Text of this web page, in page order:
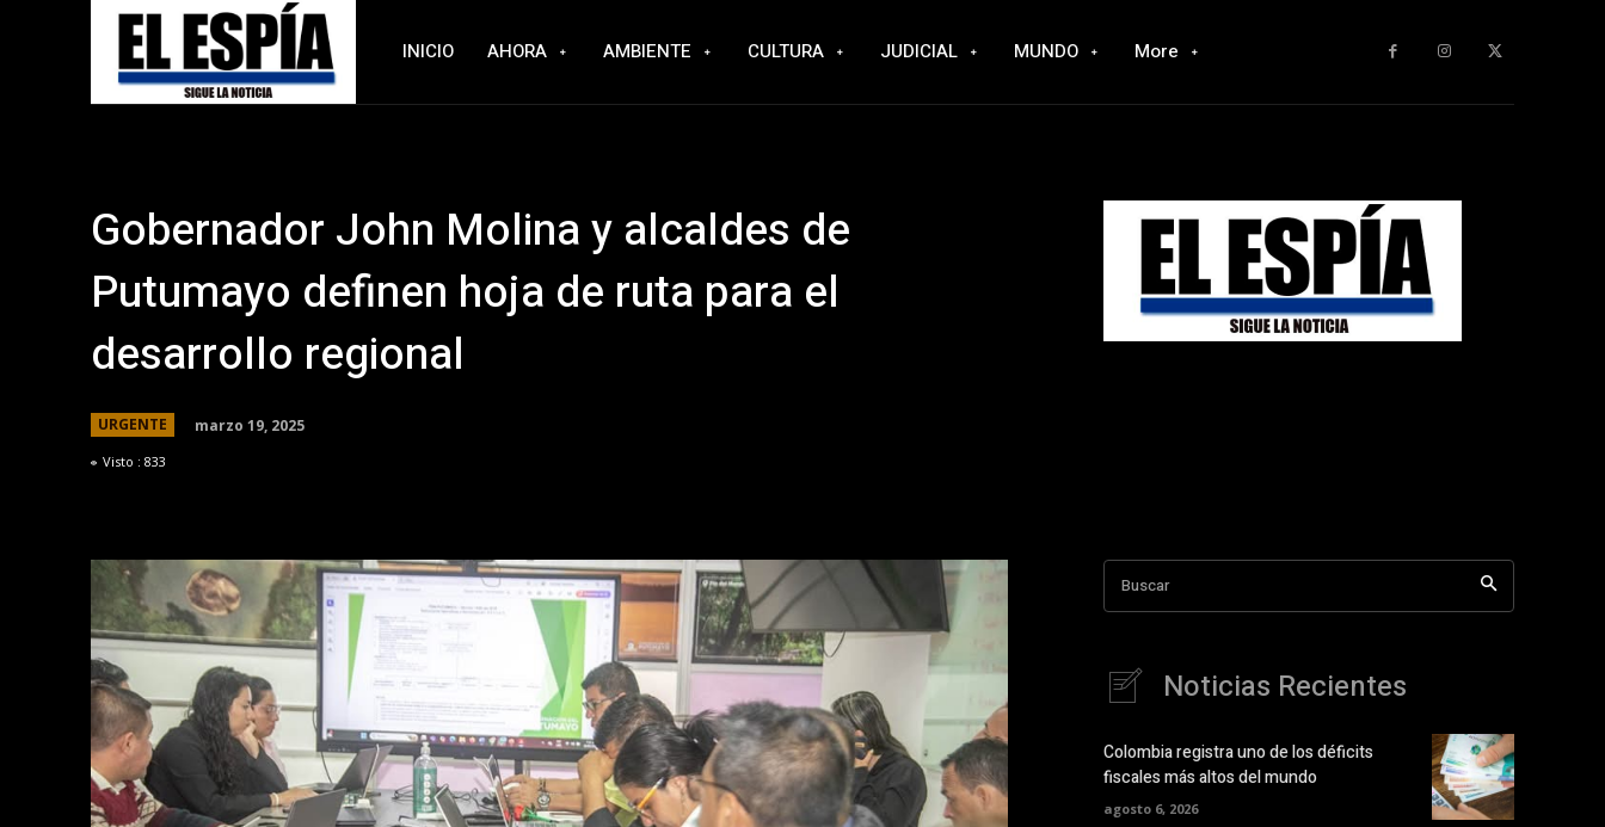
INICIO AHORA AMBIENTE CULTURA JUDICIAL MUNDO More
Gobernador John Molina y alcaldes de
Putumayo definen hoja de ruta para el
desarrollo regional
URGENTE marzo 19, 2025
Visto : 833
Buscar
Noticias Recientes
Colombia registra uno de los déficits
fiscales más altos del mundo
agosto 6, 2026